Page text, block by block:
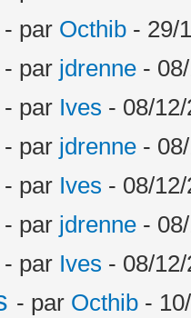
- par Octhib - 29/
- par jdrenne -
- par Ives - 08/
- par jdrenne -
- par Ives - 08/
- par jdrenne -
- par Ives - 08/
- par Octhib -